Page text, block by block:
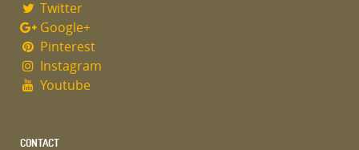
Twitter
Google+
Pinterest
Instagram
Youtube
CONTACT